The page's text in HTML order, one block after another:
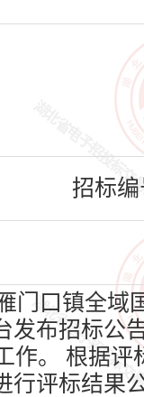
招标编
门口镇全域
发布招标公
作。 根据
行评标结果